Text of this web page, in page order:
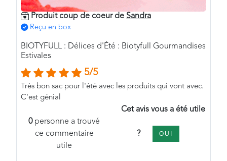
Produit coup de coeur de Sandra
Reçu en box
BIOTYFULL : Délices d'Été : Biotyfull Gourmandises
Estivales
5/5
Très bon sac pour l'été avec les produits qui vont avec.
C'est génial
0personne a trouvé
ce commentaire
utile
Cet avis vous a été utile
? OUI